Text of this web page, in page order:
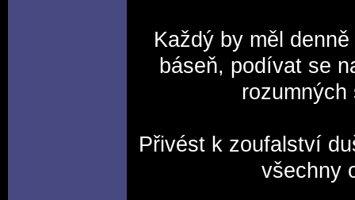
Každý by měl
báseň, podívat se
Přivést k zoufalství
všechny